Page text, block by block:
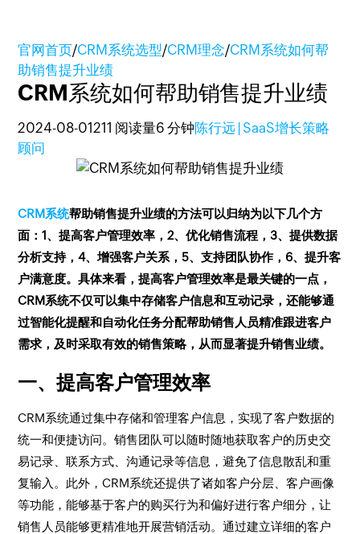
官网首页/CRM系统选型/CRM理念/CRM系统如何帮
助销售提升业绩
CRM系统如何帮助销售提升业绩
2024-08-01211 阅读量6 分钟陈行远 | SaaS增长策略
顾问
CRM系统帮助销售提升业绩的方法可以归纳为以下几个方
面：1、提高客户管理效率，2、优化销售流程，3、提供数据
分析支持，4、增强客户关系，5、支持团队协作，6、提升客
户满意度。具体来看，提高客户管理效率是最关键的一点，
CRM系统不仅可以集中存储客户信息和互动记录，还能够通
过智能化提醒和自动化任务分配帮助销售人员精准跟进客户
需求，及时采取有效的销售策略，从而显著提升销售业绩。
一、提高客户管理效率
CRM系统通过集中存储和管理客户信息，实现了客户数据的
统一和便捷访问。销售团队可以随时随地获取客户的历史交
易记录、联系方式、沟通记录等信息，避免了信息散乱和重
复输入。此外，CRM系统还提供了诸如客户分层、客户画像
等功能，能够基于客户的购买行为和偏好进行客户细分，让
销售人员能够更精准地开展营销活动。通过建立详细的客户